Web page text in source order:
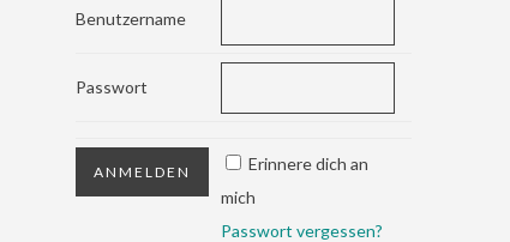
Benutzername
Passwort
Erinnere dich an
mich
Passwort vergessen?